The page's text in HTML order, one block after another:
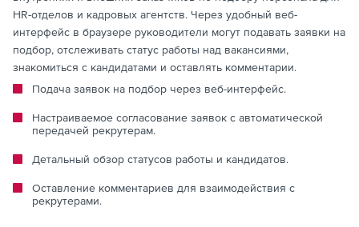
HR-отделов и кадровых агентств. Через удобный веб-
интерфейс в браузере руководители могут подавать заявки на
подбор, отслеживать статус работы над вакансиями,
знакомиться с кандидатами и оставлять комментарии.
Подача заявок на подбор через веб-интерфейс.
Настраиваемое согласование заявок с автоматической
передачей рекрутерам.
Детальный обзор статусов работы и кандидатов.
Оставление комментариев для взаимодействия с
рекрутерами.